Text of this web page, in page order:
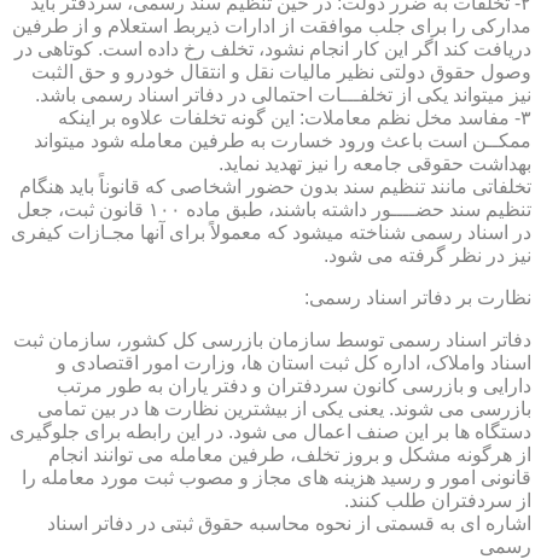
مدارکی را برای جلب موافقت از ادارات ذیربط استعلام و از طرفین
دریافت کند اگر این کار انجام نشود، تخلف رخ داده است. کوتاهی در
وصول حقوق دولتی نظیر مالیات نقل و انتقال خودرو و حق الثبت
نیز میتواند یکی از تخلفـــات احتمالی در دفاتر اسناد رسمی باشد.
۳- مفاسد مخل نظم معاملات: این گونه تخلفات علاوه بر اینکه
ممکــن است باعث ورود خسارت به طرفین معامله شود میتواند
بهداشت حقوقی جامعه را نیز تهدید نماید.
تخلفاتی مانند تنظیم سند بدون حضور اشخاصی که قانوناً باید هنگام
تنظیم سند حضــــور داشته باشند، طبق ماده ۱۰۰ قانون ثبت، جعل
در اسناد رسمی شناخته میشود که معمولاً برای آنها مجـازات کیفری
نیز در نظر گرفته می شود.
نظارت بر دفاتر اسناد رسمی:
دفاتر اسناد رسمی توسط سازمان بازرسی کل کشور، سازمان ثبت
اسناد واملاک، اداره کل ثبت استان ها، وزارت امور اقتصادی و
دارایی و بازرسی کانون سردفتران و دفتر یاران به طور مرتب
بازرسی می شوند. یعنی یکی از بیشترین نظارت ها در بین تمامی
دستگاه ها بر این صنف اعمال می شود. در این رابطه برای جلوگیری
از هرگونه مشکل و بروز تخلف، طرفین معامله می توانند انجام
قانونی امور و رسید هزینه های مجاز و مصوب ثبت مورد معامله را
از سردفتران طلب کنند.
اشاره ای به قسمتی از نحوه محاسبه حقوق ثبتی در دفاتر اسناد
رسمی